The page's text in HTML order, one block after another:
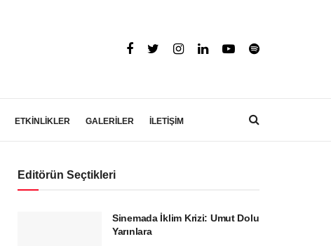
ETKİNLİKLER GALERİLER İLETİŞİM
Editörün Seçtikleri
Sinemada İklim Krizi: Umut Dolu
Yarınlara